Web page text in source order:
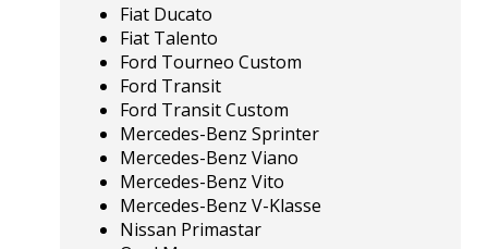
Fiat Ducato
Fiat Talento
Ford Tourneo Custom
Ford Transit
Ford Transit Custom
Mercedes-Benz Sprinter
Mercedes-Benz Viano
Mercedes-Benz Vito
Mercedes-Benz V-Klasse
Nissan Primastar